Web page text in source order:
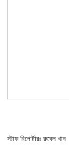
স্টাফ রিপোর্টারঃ রুবেল খান